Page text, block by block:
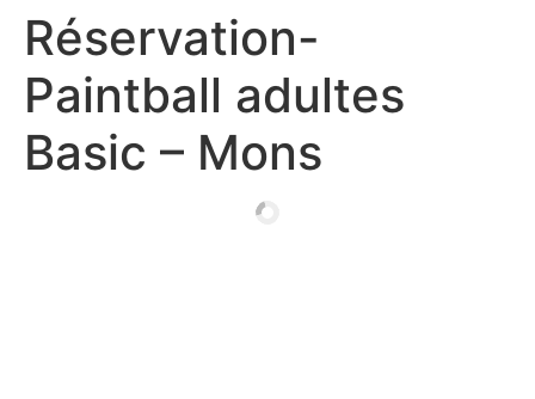
Réservation-
Paintball adultes
Basic – Mons